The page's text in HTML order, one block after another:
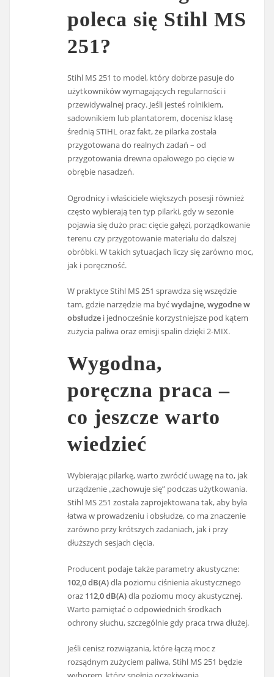
poleca się Stihl MS
251?
Stihl MS 251 to model, który dobrze pasuje do
użytkowników wymagających regularności i
przewidywalnej pracy. Jeśli jesteś rolnikiem,
sadownikiem lub plantatorem, docenisz klasę
średnią STIHL oraz fakt, że pilarka została
przygotowana do realnych zadań – od
przygotowania drewna opałowego po cięcie w
obrębie nasadzeń.
Ogrodnicy i właściciele większych posesji również
często wybierają ten typ pilarki, gdy w sezonie
pojawia się dużo prac: cięcie gałęzi, porządkowanie
terenu czy przygotowanie materiału do dalszej
obróbki. W takich sytuacjach liczy się zarówno moc,
jak i poręczność.
W praktyce Stihl MS 251 sprawdza się wszędzie
tam, gdzie narzędzie ma byćwydajne, wygodne w
obsłudze i jednocześnie korzystniejsze pod kątem
zużycia paliwa oraz emisji spalin dzięki 2-MIX.
Wygodna,
poręczna praca –
co jeszcze warto
wiedzieć
Wybierając pilarkę, warto zwrócić uwagę na to, jak
urządzenie „zachowuje się” podczas użytkowania.
Stihl MS 251 została zaprojektowana tak, aby była
łatwa w prowadzeniu i obsłudze, co ma znaczenie
zarówno przy krótszych zadaniach, jak i przy
dłuższych sesjach cięcia.
Producent podaje także parametry akustyczne:
102,0 dB(A)dla poziomu ciśnienia akustycznego
oraz 112,0 dB(A)dla poziomu mocy akustycznej.
Warto pamiętać o odpowiednich środkach
ochrony słuchu, szczególnie gdy praca trwa dłużej.
Jeśli cenisz rozwiązania, które łączą moc z
rozsądnym zużyciem paliwa, Stihl MS 251 będzie